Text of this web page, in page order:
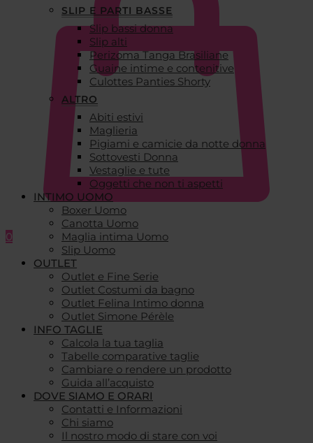
0
SLIP E PARTI BASSE
Slip bassi donna
Slip alti
Perizoma Tanga Brasiliane
Guaine intime e contenitive
Culottes Panties Shorty
ALTRO
Abiti estivi
Maglieria
Pigiami e camicie da notte donna
Sottovesti Donna
Vestaglie e tute
Oggetti che non ti aspetti
INTIMO UOMO
Boxer Uomo
Canotta Uomo
Maglia intima Uomo
Slip Uomo
OUTLET
Outlet e Fine Serie
Outlet Costumi da bagno
Outlet Felina Intimo donna
Outlet Simone Pérèle
INFO TAGLIE
Calcola la tua taglia
Tabelle comparative taglie
Cambiare o rendere un prodotto
Guida all’acquisto
DOVE SIAMO E ORARI
Contatti e Informazioni
Chi siamo
Il nostro modo di stare con voi